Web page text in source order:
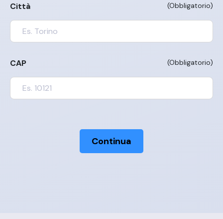
Città (Obbligatorio)
CAP (Obbligatorio)
Continua